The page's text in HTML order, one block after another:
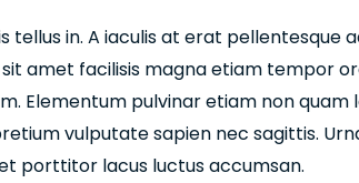
in. A iaculis at erat pellentesque
amet facilisis magna etiam tempor
Elementum pulvinar etiam non quam
vulputate sapien nec sagittis.
porttitor lacus luctus accumsan.